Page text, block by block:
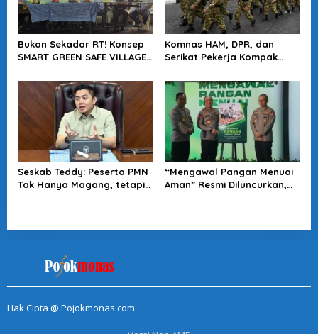
Bukan Sekadar RT! Konsep
SMART GREEN SAFE VILLAGE
Depan Kota
Komnas HAM, DPR, dan
Serikat Pekerja Kompak
KDMP Diusut
Seskab Teddy: Peserta PMN
Tak Hanya Magang, tetapi
“Mengawal Pangan Menuai
Aman” Resmi Diluncurkan,
Hak Cipta @ Pojokmonas.com